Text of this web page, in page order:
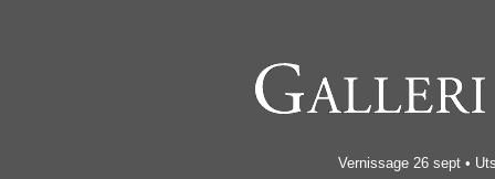
Vernissage 26 sept •